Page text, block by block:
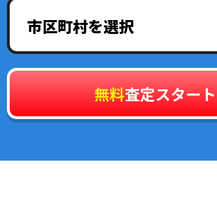
市区町村を選択
無料査定スタート